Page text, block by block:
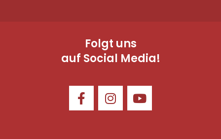
Folgt uns
auf Social Media!